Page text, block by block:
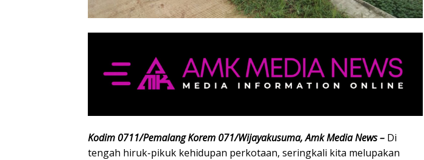
Kodim 0711/Pemalang Korem 071/Wijayakusuma, Amk Media News – Di
tengah hiruk-pikuk kehidupan perkotaan, seringkali kita melupakan